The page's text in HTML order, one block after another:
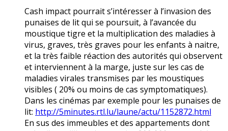
Cash impact pourrait s’intéresser à l’invasion des
punaises de lit qui se poursuit, à l’avancée du
moustique tigre et la multiplication des maladies à
virus, graves, très graves pour les enfants à naitre,
et la très faible réaction des autorités qui observent
et interviennent à la marge, juste sur les cas de
maladies virales transmises par les moustiques
visibles ( 20% ou moins de cas symptomatiques).
Dans les cinémas par exemple pour les punaises de
lit: http://5minutes.rtl.lu/laune/actu/1152872.html
En sus des immeubles et des appartements dont